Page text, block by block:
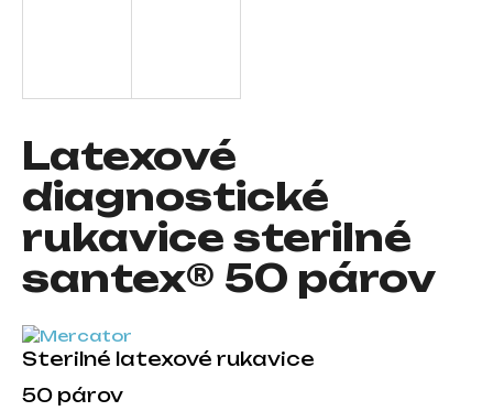
Latexové
diagnostické
rukavice sterilné
santex® 50 párov
Sterilné latexové rukavice
50 párov
?
HĽADAŤ
O
d
p